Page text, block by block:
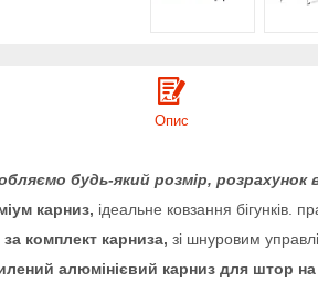
Опис
будь-який розмір, розрахунок
карниз, ідеальне ковзання бігунків.
за комплект карниза, зі шнуровим
алюмінієвий карниз для штор